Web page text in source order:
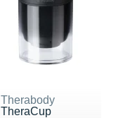
Therabody
TheraCup